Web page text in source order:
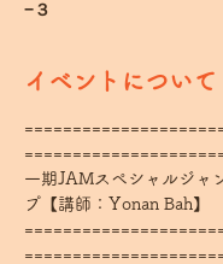
−３
イベントについて
一期JAMスペシャルジャ
プ【講師：Yonan Bah】